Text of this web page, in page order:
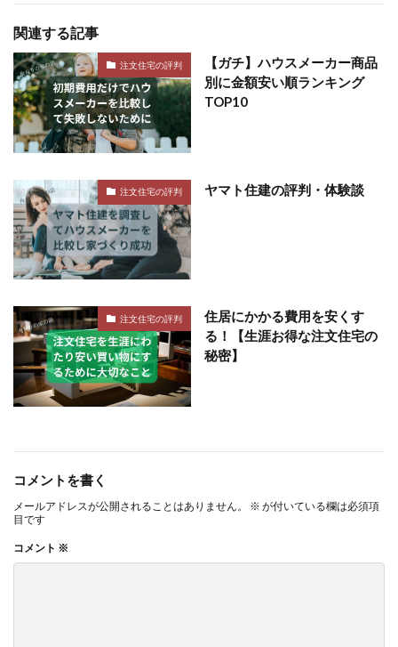
関連する記事
注文住宅の評判
【ガチ】ハウスメーカー商品
別に金額安い順ランキング
TOP10
注文住宅の評判 ヤマト住建の評判・体験談
注文住宅の評判
住居にかかる費用を安くす
る！【生涯お得な注文住宅の
秘密】
コメントを書く
メールアドレスが公開されることはありません。 ※ が付いている欄は必須項
目です
コメント ※